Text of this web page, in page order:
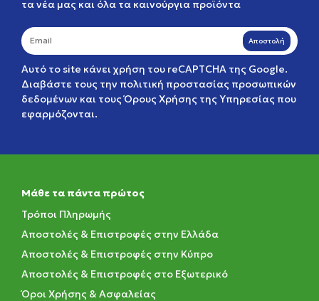
τα νέα μας και όλα τα καινούργια προϊόντα
Αποστολή
Αυτό το site κάνει χρήση του reCAPTCHA της Google.
Διαβάστε τους την πολιτική προστασίας προσωπικών
δεδομένων και τουςΌρους Χρήσης της Υπηρεσίας που
εφαρμόζονται.
Μάθε τα πάντα πρώτος
Τρόποι Πληρωμής
Αποστολές & Επιστροφές στην Ελλάδα
Αποστολές & Επιστροφές στην Κύπρο
Αποστολές & Επιστροφές στο Εξωτερικό
Όροι Χρήσης & Ασφαλείας